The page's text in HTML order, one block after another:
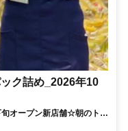
ク詰め_2026年10
オープン新店舗☆朝のトラ